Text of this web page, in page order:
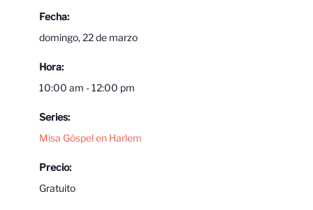
Fecha:
domingo, 22 de marzo
Hora:
10:00 am - 12:00 pm
Series:
Misa Góspel en Harlem
Precio:
Gratuito